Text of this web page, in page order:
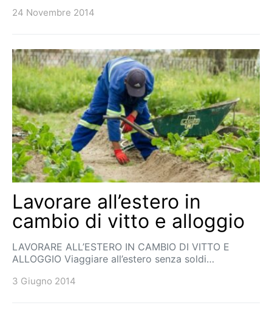
24 Novembre 2014
Lavorare all’estero in
cambio di vitto e alloggio
LAVORARE ALL’ESTERO IN CAMBIO DI VITTO E
ALLOGGIO Viaggiare all’estero senza soldi…
3 Giugno 2014